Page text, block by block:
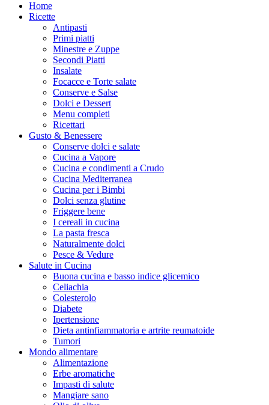
Home
Ricette
Antipasti
Primi piatti
Minestre e Zuppe
Secondi Piatti
Insalate
Focacce e Torte salate
Conserve e Salse
Dolci e Dessert
Menu completi
Ricettari
Gusto & Benessere
Conserve dolci e salate
Cucina a Vapore
Cucina e condimenti a Crudo
Cucina Mediterranea
Cucina per i Bimbi
Dolci senza glutine
Friggere bene
I cereali in cucina
La pasta fresca
Naturalmente dolci
Pesce & Vedure
Salute in Cucina
Buona cucina e basso indice glicemico
Celiachia
Colesterolo
Diabete
Ipertensione
Dieta antinfiammatoria e artrite reumatoide
Tumori
Mondo alimentare
Alimentazione
Erbe aromatiche
Impasti di salute
Mangiare sano